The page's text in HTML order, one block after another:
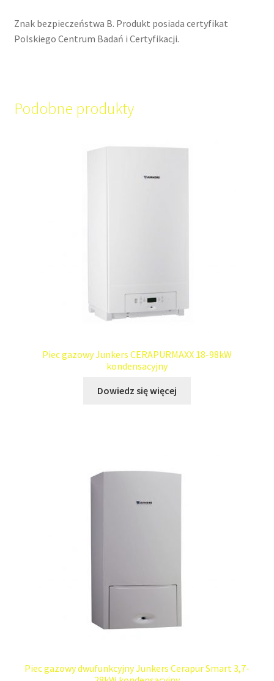
Znak bezpieczeństwa B. Produkt posiada certyfikat
Polskiego Centrum Badań i Certyfikacji.
Podobne produkty
Piec gazowy Junkers CERAPURMAXX 18-98kW
kondensacyjny
Dowiedz się więcej
Piec gazowy dwufunkcyjny Junkers Cerapur Smart 3,7-